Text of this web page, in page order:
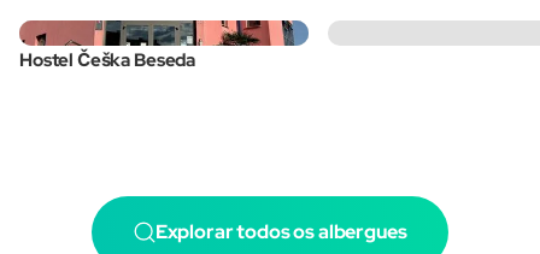
Hostel Češka Beseda
Explorar todos os albergues